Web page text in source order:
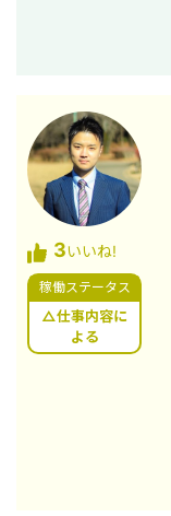
3いいね!
稼働ステータス
△仕事内容に
よる